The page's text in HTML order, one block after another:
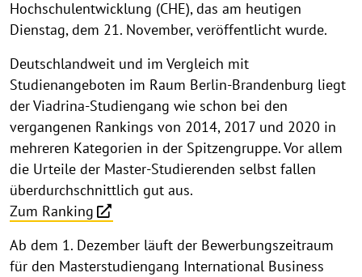
Hochschulentwicklung (CHE), das am heutigen
Dienstag, dem 21. November, veröffentlicht wurde.
Deutschlandweit und im Vergleich mit
Studienangeboten im Raum Berlin-Brandenburg liegt
der Viadrina-Studiengang wie schon bei den
vergangenen Rankings von 2014, 2017 und 2020 in
mehreren Kategorien in der Spitzengruppe. Vor allem
die Urteile der Master-Studierenden selbst fallen
überdurchschnittlich gut aus.
Zum Ranking
Ab dem 1. Dezember läuft der Bewerbungszeitraum
für den Masterstudiengang International Business